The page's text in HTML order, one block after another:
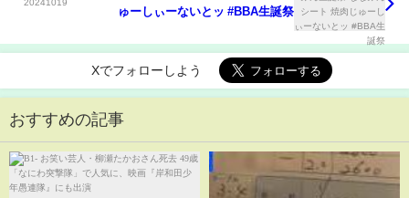
ゅーしぃーないとッ #BBA生誕祭
Xでフォローしよう
おすすめの記事